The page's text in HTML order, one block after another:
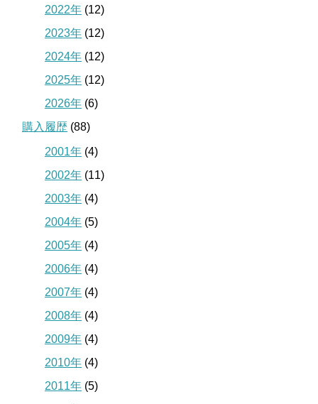
2022年 (12)
2023年 (12)
2024年 (12)
2025年 (12)
2026年 (6)
購入履歴 (88)
2001年 (4)
2002年 (11)
2003年 (4)
2004年 (5)
2005年 (4)
2006年 (4)
2007年 (4)
2008年 (4)
2009年 (4)
2010年 (4)
2011年 (5)